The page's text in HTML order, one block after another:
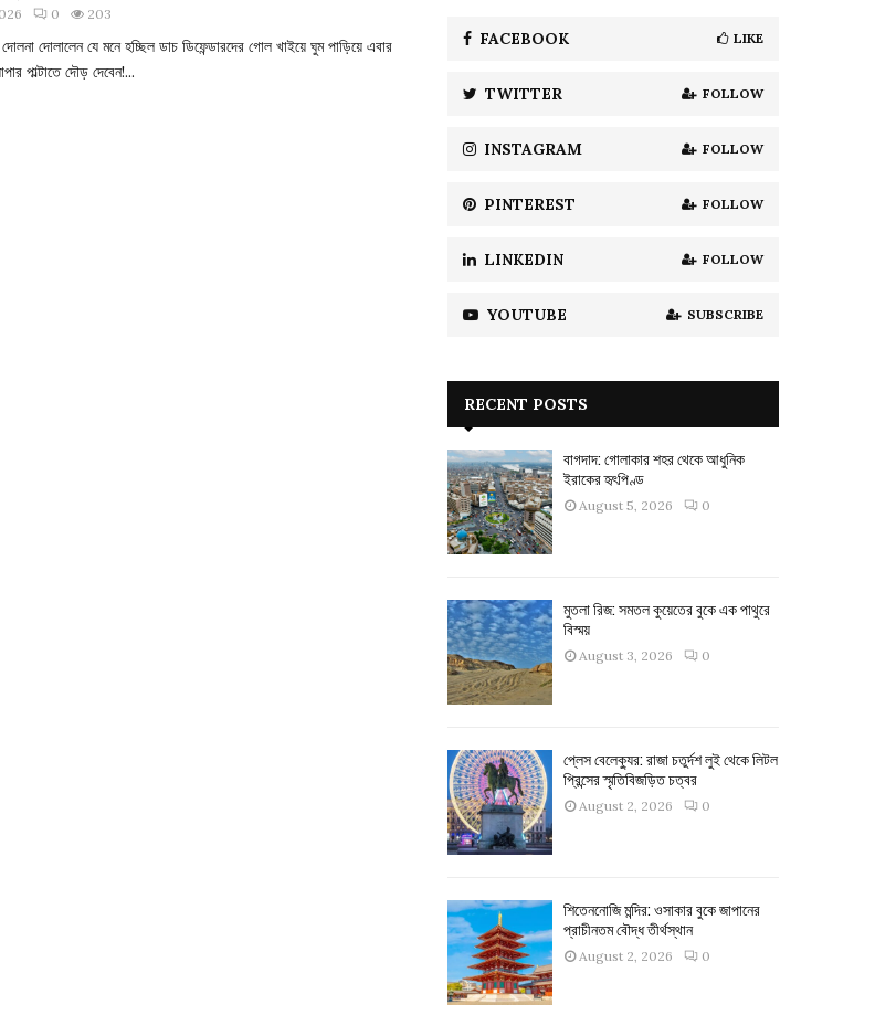
0 203
দোলালেন যে মনে হচ্ছিল ডাচ ডিফেন্ডারদের গোল খাইয়ে ঘুম পাড়িয়ে এবার
পাল্টাতে দৌড় দেবেন!...
C
H
FACEBOOK LIKE
TWITTER FOLLOW
INSTAGRAM FOLLOW
PINTEREST FOLLOW
LINKEDIN FOLLOW
YOUTUBE SUBSCRIBE
RECENT POSTS
বাগদাদ: গোলাকার শহর থেকে আধুনিক
ইরাকের হৃৎপিণ্ড
August 5, 2026 0
মুতলা রিজ: সমতল কুয়েতের বুকে এক পাথুরে
বিস্ময়
August 3, 2026 0
প্লেস বেলেক্যুর: রাজা চতুর্দশ লুই থেকে লিটল
প্রিন্সের স্মৃতিবিজড়িত চত্বর
August 2, 2026 0
শিতেননোজি মন্দির: ওসাকার বুকে জাপানের
প্রাচীনতম বৌদ্ধ তীর্থস্থান
August 2, 2026 0